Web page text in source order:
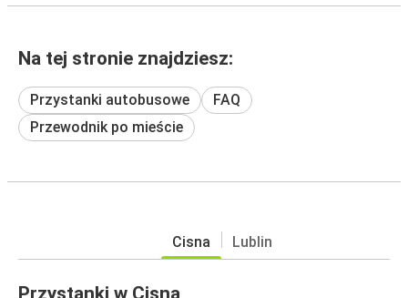
Na tej stronie znajdziesz:
Przystanki autobusowe
FAQ
Przewodnik po mieście
Cisna Lublin
Przystanki w Cisna